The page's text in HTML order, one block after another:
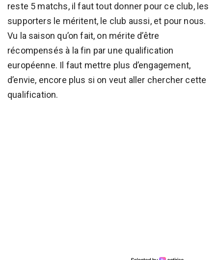
reste 5 matchs, il faut tout donner pour ce club, les
supporters le méritent, le club aussi, et pour nous.
Vu la saison qu’on fait, on mérite d’être
récompensés à la fin par une qualification
européenne. Il faut mettre plus d’engagement,
d’envie, encore plus si on veut aller chercher cette
qualification.